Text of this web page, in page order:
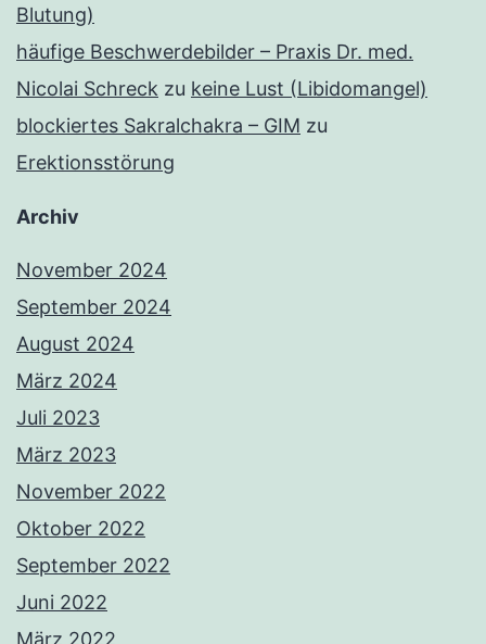
Blutung)
häufige Beschwerdebilder – Praxis Dr. med.
Nicolai Schreck zu keine Lust (Libidomangel)
blockiertes Sakralchakra – GIM zu
Erektionsstörung
Archiv
November 2024
September 2024
August 2024
März 2024
Juli 2023
März 2023
November 2022
Oktober 2022
September 2022
Juni 2022